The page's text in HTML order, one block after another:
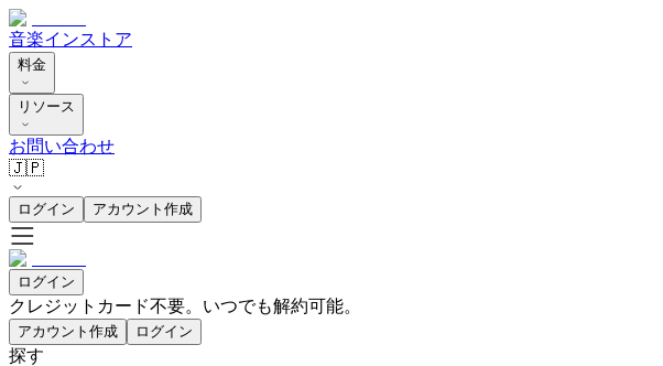
音楽インストア
料金
リソース
お問い合わせ
🇯🇵
ログイン アカウント作成
ログイン
クレジットカード不要。いつでも解約可能。
アカウント作成 ログイン
探す